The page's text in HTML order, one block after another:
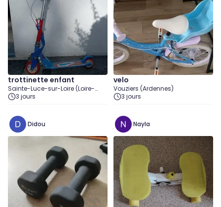
trottinette enfant
Sainte-Luce-sur-Loire (Loire-
Atlantique)
3 jours
velo
Vouziers (Ardennes)
3 jours
Didou Nayla